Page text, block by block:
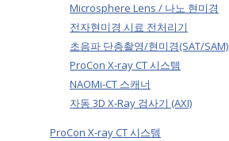
Microsphere Lens / 나노 현미경
전자현미경 시료 전처리기
초음파 단층촬영/현미경(SAT/SAM)
ProCon X-ray CT 시스템
NAOMi-CT 스캐너
자동 3D X-Ray 검사기 (AXI)
ProCon X-ray CT 시스템